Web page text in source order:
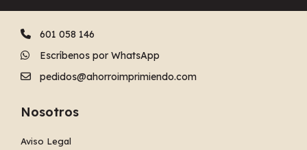
601 058 146
Escríbenos por WhatsApp
pedidos@ahorroimprimiendo.com
Nosotros
Aviso Legal